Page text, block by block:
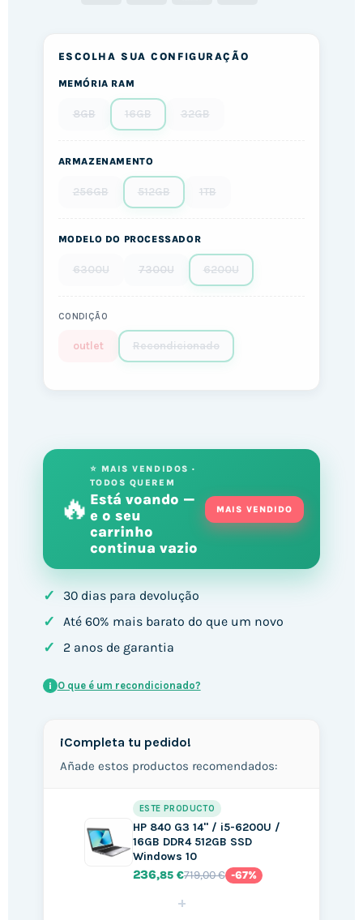
ESCOLHA SUA CONFIGURAÇÃO
MEMÓRIA RAM
8GB 16GB 32GB
ARMAZENAMENTO
256GB 512GB 1TB
MODELO DO PROCESSADOR
6300U 7300U 6200U
CONDIÇÃO
outlet Recondicionado
🔥
⭐ MAIS VENDIDOS ·
TODOS QUEREM
Está voando —
e o seu
carrinho
continua vazio
MAIS VENDIDO
✓ 30 dias para devolução
✓ Até 60% mais barato do que um novo
✓ 2 anos de garantia
i O que é um recondicionado?
¡Completa tu pedido!
Añade estos productos recomendados:
ESTE PRODUCTO
HP 840 G3 14" / i5-6200U /
16GB DDR4 512GB SSD
Windows 10
236,85 €719,00 € -67%
+